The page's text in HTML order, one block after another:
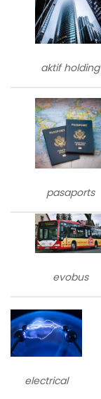
aktif holding
pasaports
evobus
electrical